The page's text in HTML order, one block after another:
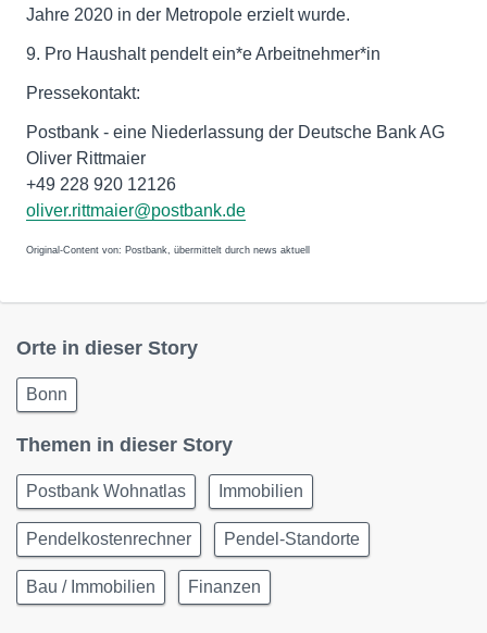
Jahre 2020 in der Metropole erzielt wurde.
9. Pro Haushalt pendelt ein*e Arbeitnehmer*in
Pressekontakt:
Postbank - eine Niederlassung der Deutsche Bank AG
Oliver Rittmaier
+49 228 920 12126
oliver.rittmaier@postbank.de
Original-Content von: Postbank, übermittelt durch news aktuell
Orte in dieser Story
Bonn
Themen in dieser Story
Postbank Wohnatlas Immobilien
Pendelkostenrechner Pendel-Standorte
Bau / Immobilien Finanzen